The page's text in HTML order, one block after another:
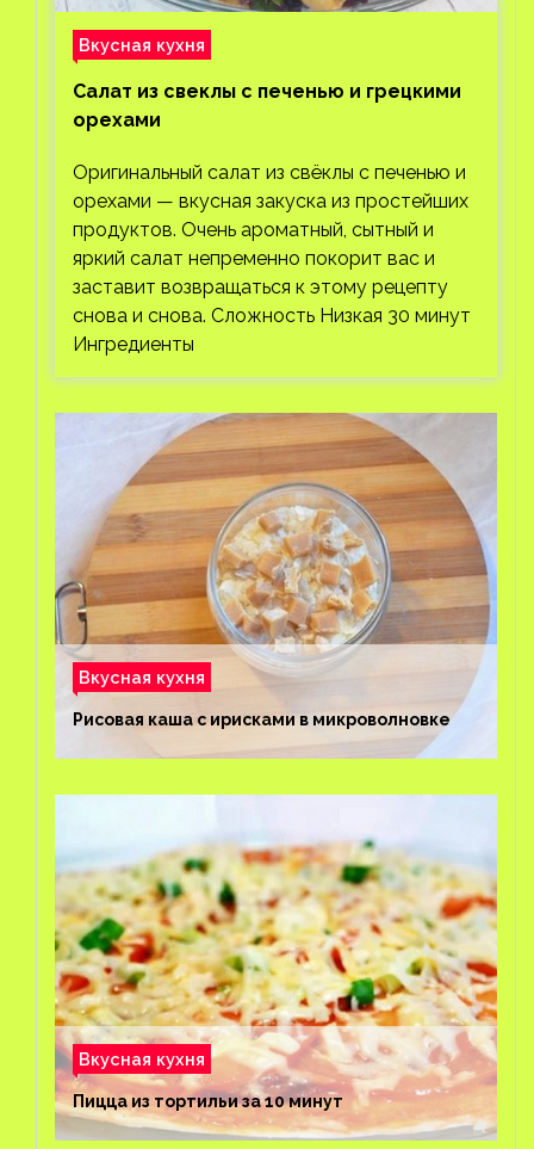
Вкусная кухня
Салат из свеклы с печенью и грецкими
орехами
Оригинальный салат из свёклы с печенью и
орехами — вкусная закуска из простейших
продуктов. Очень ароматный, сытный и
яркий салат непременно покорит вас и
заставит возвращаться к этому рецепту
снова и снова. Сложность Низкая 30 минут
Ингредиенты
Вкусная кухня
Рисовая каша с ирисками в микроволновке
Вкусная кухня
Пицца из тортильи за 10 минут